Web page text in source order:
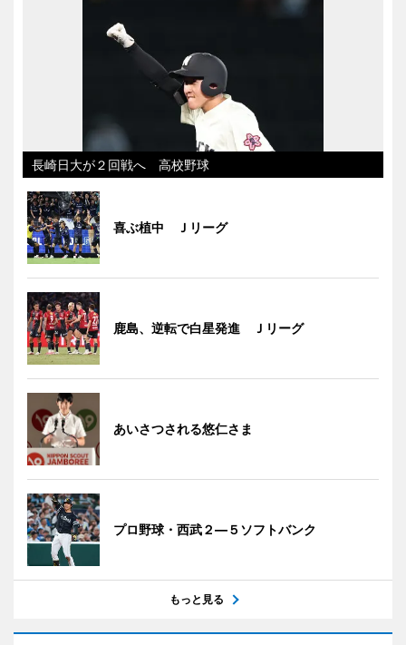
長崎日大が２回戦へ 高校野球
喜ぶ植中 Ｊリーグ
鹿島、逆転で白星発進 Ｊリーグ
あいさつされる悠仁さま
プロ野球・西武２―５ソフトバンク
もっと見る